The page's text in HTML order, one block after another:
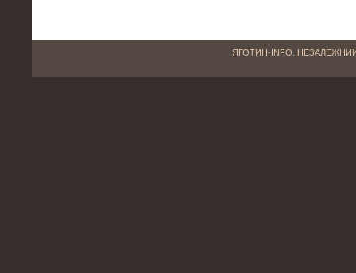
ЯГОТИН-INFO.